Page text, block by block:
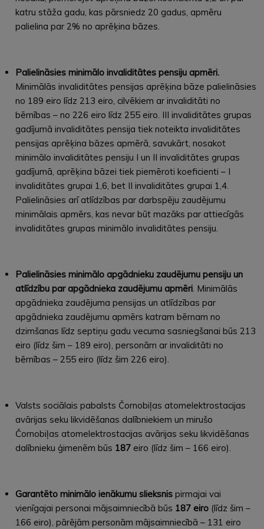
katru stāža gadu, kas pārsniedz 20 gadus, apmēru
palielina par 2% no aprēķina bāzes.
Palielināsies minimālo invaliditātes pensiju apmēri.
Minimālās invaliditātes pensijas aprēķina bāze palielināsies
no 189 eiro līdz 213 eiro, cilvēkiem ar invaliditāti no
bērnības – no 226 eiro līdz 255 eiro. III invaliditātes grupas
gadījumā invaliditātes pensija tiek noteikta invaliditātes
pensijas aprēķina bāzes apmērā, savukārt, nosakot
minimālo invaliditātes pensiju I un II invaliditātes grupas
gadījumā, aprēķina bāzei tiek piemēroti koeficienti – I
invaliditātes grupai 1,6, bet II invaliditātes grupai 1,4.
Palielināsies arī atlīdzības par darbspēju zaudējumu
minimālais apmērs, kas nevar būt mazāks par attiecīgās
invaliditātes grupas minimālo invaliditātes pensiju.
Palielināsies minimālo apgādnieku zaudējumu pensiju un
atlīdzību par apgādnieka zaudējumu apmēri. Minimālās
apgādnieka zaudējuma pensijas un atlīdzības par
apgādnieka zaudējumu apmērs katram bērnam no
dzimšanas līdz septiņu gadu vecuma sasniegšanai būs 213
eiro (līdz šim – 189 eiro), personām ar invaliditāti no
bērnības – 255 eiro (līdz šim 226 eiro).
Valsts sociālais pabalsts Čornobiļas atomelektrostacijas
avārijas seku likvidēšanas dalībniekiem un mirušo
Čornobiļas atomelektrostacijas avārijas seku likvidēšanas
dalībnieku ģimenēm būs 187 eiro (līdz šim – 166 eiro).
Garantēto minimālo ienākumu slieksnis pirmajai vai
vienīgajai personai mājsaimniecībā būs 187 eiro (līdz šim –
166 eiro), pārējām personām mājsaimniecībā – 131 eiro